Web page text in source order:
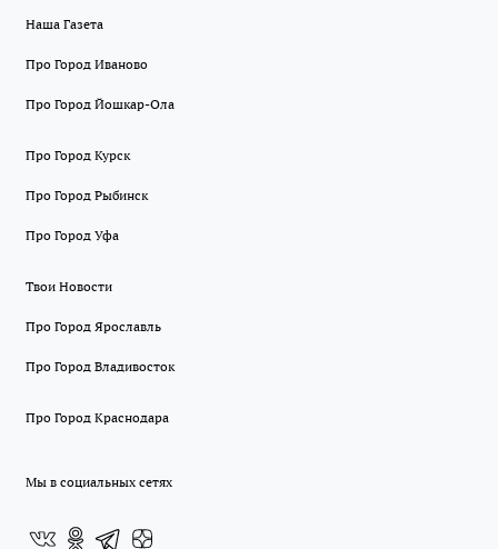
Наша Газета
Про Город Иваново
Про Город Йошкар-Ола
Про Город Курск
Про Город Рыбинск
Про Город Уфа
Твои Новости
Про Город Ярославль
Про Город Владивосток
Про Город Краснодара
Мы в социальных сетях